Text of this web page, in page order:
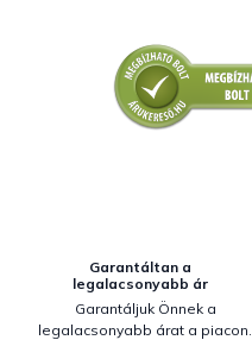
Garantáltan a
legalacsonyabb ár
Garantáljuk Önnek a
legalacsonyabb árat a piacon.